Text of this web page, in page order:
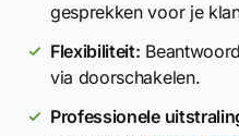
gesprekken voor je
Flexibiliteit:
via doorschakelen.
Professionele